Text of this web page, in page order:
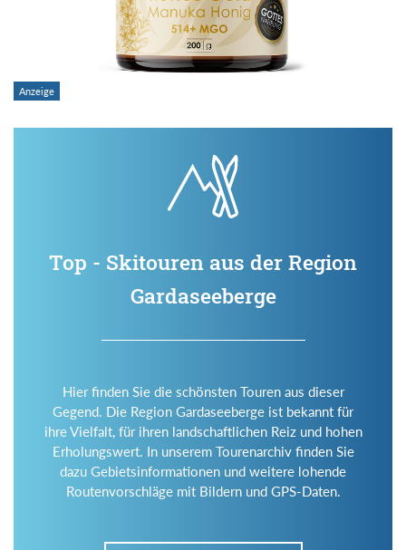
Top - Skitouren aus der Region
Gardaseeberge
Hier finden Sie die schönsten Touren aus dieser
Gegend. Die Region Gardaseeberge ist bekannt für
ihre Vielfalt, für ihren landschaftlichen Reiz und hohen
Erholungswert. In unserem Tourenarchiv finden Sie
dazu Gebietsinformationen und weitere lohende
Routenvorschläge mit Bildern und GPS-Daten.